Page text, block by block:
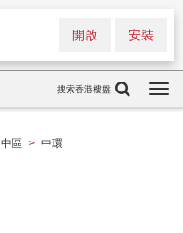
安裝
開啟
搜索香港樓盤
中區 > 中環